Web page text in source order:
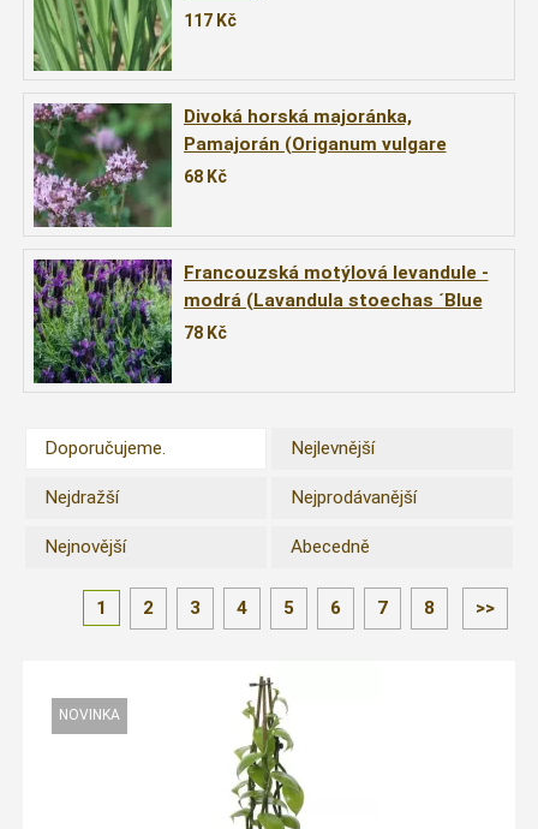
117 Kč
Divoká horská majoránka,
Pamajorán (Origanum vulgare
´Wilder Majoran´)
68 Kč
Francouzská motýlová levandule -
modrá (Lavandula stoechas ´Blue
Star´)
78 Kč
Doporučujeme. Nejlevnější
Nejdražší Nejprodávanější
Nejnovější Abecedně
1 2 3 4 5 6 7 8 >>